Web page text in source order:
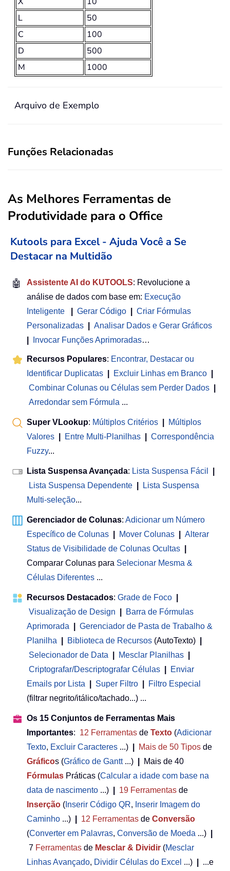
L
50
C
100
D
500
M
1000
Arquivo de Exemplo
Funções Relacionadas
As Melhores Ferramentas de
Produtividade para o Office
Kutools para Excel - Ajuda Você a Se
Destacar na Multidão
🤖 Assistente AI do KUTOOLS: Revolucione a
análise de dados com base em: Execução
Inteligente
Gerar Código
Criar Fórmulas
Personalizadas
Analisar Dados e Gerar Gráficos
Invocar Funções Aprimoradas…
Recursos Populares: Encontrar, Destacar ou
Identificar Duplicatas
Excluir Linhas em Branco
Combinar Colunas ou Células sem Perder Dados
Arredondar sem Fórmula ...
Super VLookup: Múltiplos Critérios
Múltiplos
Valores
Entre Multi-Planilhas
Correspondência
Fuzzy...
Lista Suspensa Avançada: Lista Suspensa Fácil
Lista Suspensa Dependente
Lista Suspensa
Multi-seleção...
Gerenciador de Colunas: Adicionar um Número
Específico de Colunas
Mover Colunas
Alterar
Status de Visibilidade de Colunas Ocultas
Comparar Colunas para Selecionar Mesma &
Células Diferentes ...
Recursos Destacados: Grade de Foco
Visualização de Design
Barra de Fórmulas
Aprimorada
Gerenciador de Pasta de Trabalho &
Planilha
Biblioteca de Recursos (AutoTexto)
Selecionador de Data
Mesclar Planilhas
Criptografar/Descriptografar Células
Enviar
Emails por Lista
Super Filtro
Filtro Especial
(filtrar negrito/itálico/tachado...) ...
Os 15 Conjuntos de Ferramentas Mais
Importantes: 12 Ferramentas de Texto (Adicionar
Texto, Excluir Caracteres ...) Mais de 50 Tipos de
Gráficos (Gráfico de Gantt...)
Mais de 40
Fórmulas Práticas (Calcular a idade com base na
data de nascimento ...) 19 Ferramentas de
Inserção ( Inserir Código QR, Inserir Imagem do
Caminho ...) 12 Ferramentas de Conversão
(Converter em Palavras, Conversão de Moeda ...)
7 Ferramentas de Mesclar & Dividir (Mesclar
Linhas Avançado, Dividir Células do Excel ...)
...e